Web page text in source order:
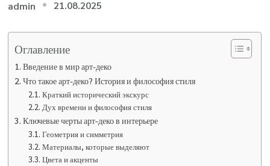
admin 21.08.2025
Оглавление
Введение в мир арт-деко
Что такое арт-деко? История и философия стиля
Краткий исторический экскурс
Дух времени и философия стиля
Ключевые черты арт-деко в интерьере
Геометрия и симметрия
Материалы, которые выделяют
Цвета и акценты